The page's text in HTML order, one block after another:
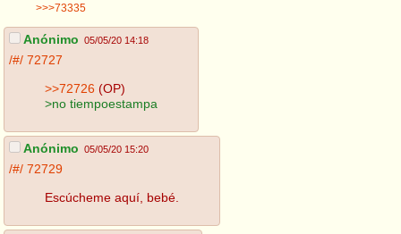
>>>73335
Anónimo 05/05/20 14:18
/#/ 72727
>>72726 (OP)
>no tiempoestampa
Anónimo 05/05/20 15:20
/#/ 72729
Escúcheme aquí, bebé.